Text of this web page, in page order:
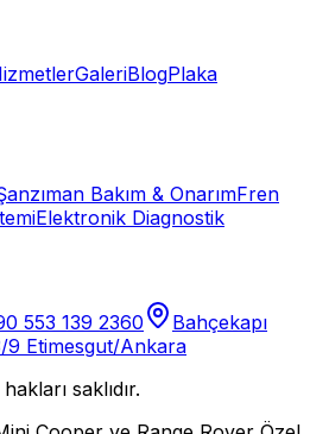
GaleriBlogPlaka
Bakım & OnarımFren
Elektronik Diagnostik
553 139 2360
Bahçekapı
9 Etimesgut/Ankara
saklıdır.